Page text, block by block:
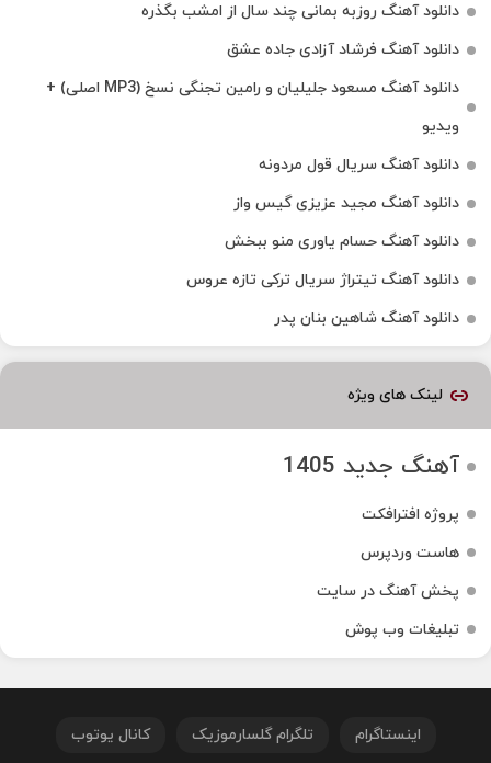
دانلود آهنگ روزبه بمانی چند سال از امشب بگذره
دانلود آهنگ فرشاد آزادی جاده عشق
دانلود آهنگ مسعود جلیلیان و رامین تجنگی نسخ (MP3 اصلی) +
ویدیو
دانلود آهنگ سریال قول مردونه
دانلود آهنگ مجید عزیزی گیس واز
دانلود آهنگ حسام یاوری منو ببخش
دانلود آهنگ تیتراژ سریال ترکی تازه عروس
دانلود آهنگ شاهین بنان پدر
لینک های ویژه
آهنگ جدید 1405
پروژه افترافکت
هاست وردپرس
پخش آهنگ در سایت
تبلیغات وب پوش
اینستاگرام تلگرام گلسارموزیک کانال یوتوب